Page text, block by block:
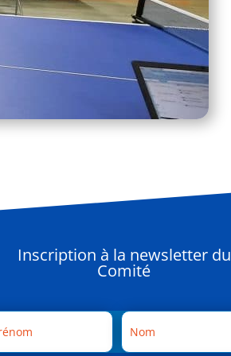
Inscription à la newsletter du
Comité